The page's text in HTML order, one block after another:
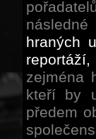
hraných
zejména
kteří by
předem